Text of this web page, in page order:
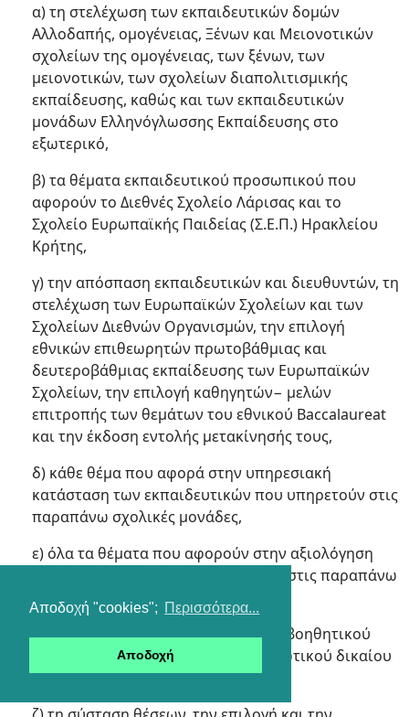
Αποδοχή "cookies"; Περισσότερα...
Αποδοχή
α) τη στελέχωση των εκπαιδευτικών δομών
Αλλοδαπής, ομογένειας, Ξένων και Μειονοτικών
σχολείων της ομογένειας, των ξένων, των
μειονοτικών, των σχολείων διαπολιτισμικής
εκπαίδευσης, καθώς και των εκπαιδευτικών
μονάδων Ελληνόγλωσσης Εκπαίδευσης στο
εξωτερικό,
β) τα θέματα εκπαιδευτικού προσωπικού που
αφορούν το Διεθνές Σχολείο Λάρισας και το
Σχολείο Ευρωπαϊκής Παιδείας (Σ.Ε.Π.) Ηρακλείου
Κρήτης,
γ) την απόσπαση εκπαιδευτικών και διευθυντών, τη
στελέχωση των Ευρωπαϊκών Σχολείων και των
Σχολείων Διεθνών Οργανισμών, την επιλογή
εθνικών επιθεωρητών πρωτοβάθμιας και
δευτεροβάθμιας εκπαίδευσης των Ευρωπαϊκών
Σχολείων, την επιλογή καθηγητών− μελών
επιτροπής των θεμάτων του εθνικού Baccalaureat
και την έκδοση εντολής μετακίνησής τους,
δ) κάθε θέμα που αφορά στην υπηρεσιακή
κατάσταση των εκπαιδευτικών που υπηρετούν στις
παραπάνω σχολικές μονάδες,
ε) όλα τα θέματα που αφορούν στην αξιολόγηση
των εκπαιδευτικών που υπηρετούν στις παραπάνω
σχολικές μονάδες,
στ) τις προσλήψεις διοικητικού και βοηθητικού
προσωπικού με σχέση εργασίας ιδιωτικού δικαίου
στο εξωτερικό,